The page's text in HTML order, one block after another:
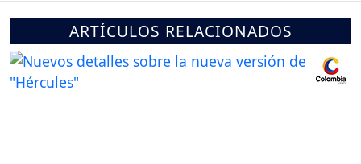
ARTÍCULOS RELACIONADOS